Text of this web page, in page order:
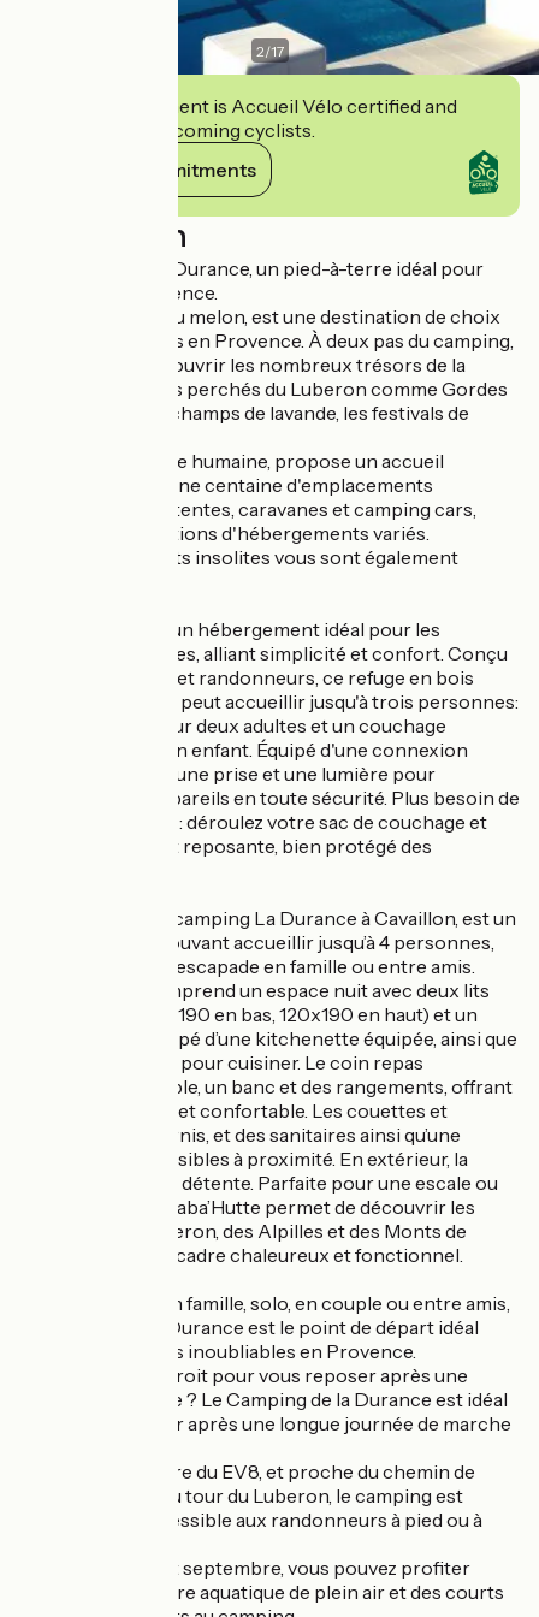
2/17
This establishment is Accueil Vélo certified and
commits to welcoming cyclists.
View its commitments
Description
Le Camping de la Durance, un pied-à-terre idéal pour
découvrir la Provence.
Cavaillon, la ville du melon, est une destination de choix
pour des vacances en Provence. À deux pas du camping,
vous pourrez découvrir les nombreux trésors de la
région : les villages perchés du Luberon comme Gordes
et Lourmarin, les champs de lavande, les festivals de
Ce camping, à taille humaine, propose un accueil
chaleureux avec une centaine d'emplacements
disponibles pour tentes, caravanes et camping cars,
ainsi que des locations d'hébergements variés.
Des hébergements insolites vous sont également
Le Cop'Coon est un hébergement idéal pour les
voyageurs nomades, alliant simplicité et confort. Conçu
pour les cyclistes et randonneurs, ce refuge en bois
recouvert de toile peut accueillir jusqu'à trois personnes:
un lit principal pour deux adultes et un couchage
mezzanine pour un enfant. Équipé d'une connexion
électrique, il offre une prise et une lumière pour
recharger vos appareils en toute sécurité. Plus besoin de
monter une tente : déroulez votre sac de couchage et
profitez d'une nuit reposante, bien protégé des
La Caba’Hutte, au camping La Durance à Cavaillon, est un
cabane en bois pouvant accueillir jusqu’à 4 personnes,
parfaite pour une escapade en famille ou entre amis.
Cette cabane comprend un espace nuit avec deux lits
superposés (140x190 en bas, 120x190 en haut) et un
espace de vie équipé d’une kitchenette équipée, ainsi que
tout le nécessaire pour cuisiner. Le coin repas
comprend une table, un banc et des rangements, offrant
un cadre pratique et confortable. Les couettes et
oreillers sont fournis, et des sanitaires ainsi qu’une
laverie sont accessibles à proximité. En extérieur, la
terrasse invite à la détente. Parfaite pour une escale ou
des vacances, la Caba’Hutte permet de découvrir les
merveilles du Luberon, des Alpilles et des Monts de
Vaucluse dans un cadre chaleureux et fonctionnel.
Que vous soyez en famille, solo, en couple ou entre amis,
le Camping de la Durance est le point de départ idéal
pour des vacances inoubliables en Provence.
En quête d'un endroit pour vous reposer après une
longue randonnée ? Le Camping de la Durance est idéal
pour vous reposer après une longue journée de marche
Situé sur l'itinéraire du EV8, et proche du chemin de
Compostelle et du tour du Luberon, le camping est
parfaitement accessible aux randonneurs à pied ou à
De mi-juin à début septembre, vous pouvez profiter
librement du centre aquatique de plein air et des courts